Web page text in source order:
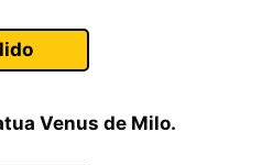
Venus de Milo.